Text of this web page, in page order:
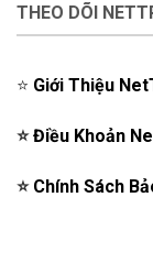
THEO DÕI
⭐️ Giới Thiệu
⭐️Điều Khoản
⭐️ Chính Sách